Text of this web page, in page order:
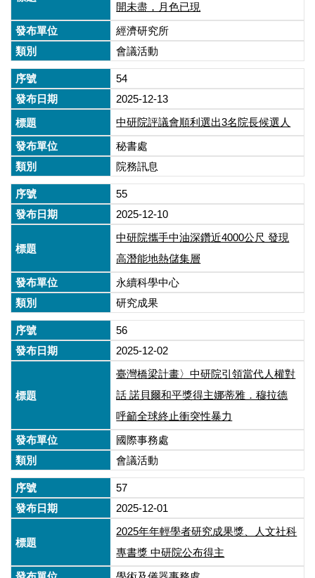
開未盡，月色已現
經濟研究所
會議活動
54
2025-12-13
中研院評議會順利選出3名院長候選人
秘書處
院務訊息
55
2025-12-10
中研院攜手中油深鑽近4000公尺 發現
高潛能地熱儲集層
永續科學中心
研究成果
56
2025-12-02
臺灣橋梁計畫〉中研院引領當代人權對
話 諾貝爾和平獎得主娜蒂雅．穆拉德
呼籲全球終止衝突性暴力
國際事務處
會議活動
57
2025-12-01
2025年年輕學者研究成果獎、人文社科
專書獎 中研院公布得主